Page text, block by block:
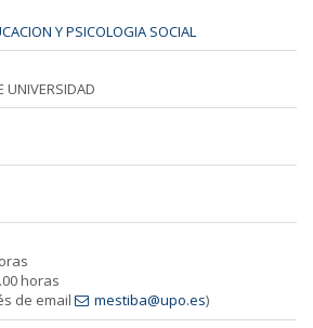
Y PSICOLOGIA SOCIAL
UNIVERSIDAD
horas
de email
mestiba@upo.es)